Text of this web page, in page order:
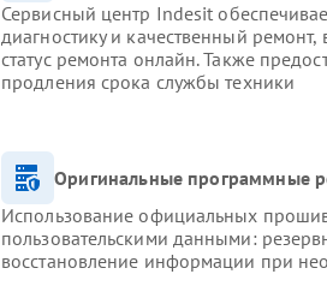
Сервисный центр Indesit
диагностику и качественный
статус ремонта онлайн. Также
продления срока службы техники
Оригинальные программные
Использование официальных
пользовательскими данными:
восстановление информации при